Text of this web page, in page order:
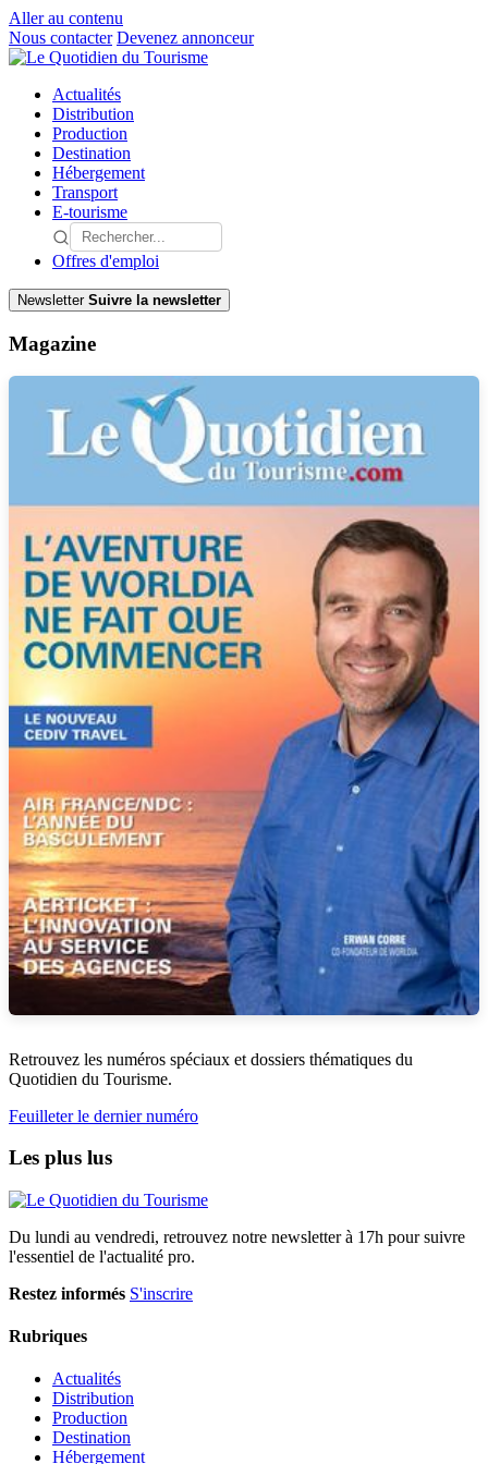
Aller au contenu
Nous contacter Devenez annonceur
Actualités
Distribution
Production
Destination
Hébergement
Transport
E-tourisme
Offres d'emploi
Newsletter Suivre la newsletter
Magazine
Retrouvez les numéros spéciaux et dossiers thématiques du
Quotidien du Tourisme.
Feuilleter le dernier numéro
Les plus lus
Du lundi au vendredi, retrouvez notre newsletter à 17h pour suivre
l'essentiel de l'actualité pro.
Restez informés S'inscrire
Rubriques
Actualités
Distribution
Production
Destination
Hébergement